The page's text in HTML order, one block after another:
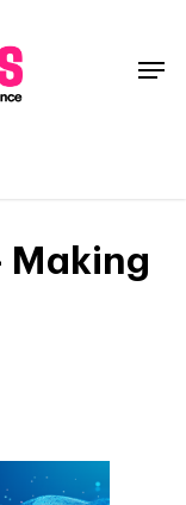
Making